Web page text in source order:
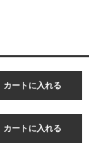
カートに入れる
カートに入れる